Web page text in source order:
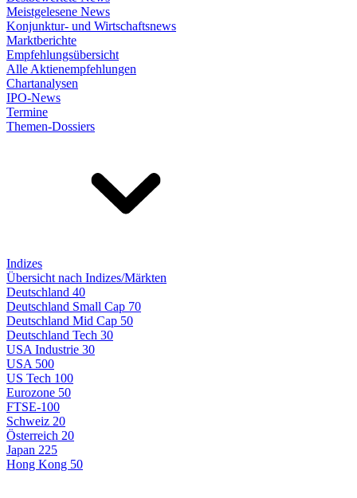
Meistgelesene News
Konjunktur- und Wirtschaftsnews
Marktberichte
Empfehlungsübersicht
Alle Aktienempfehlungen
Chartanalysen
IPO-News
Termine
Themen-Dossiers
Indizes
Übersicht nach Indizes/Märkten
Deutschland 40
Deutschland Small Cap 70
Deutschland Mid Cap 50
Deutschland Tech 30
USA Industrie 30
USA 500
US Tech 100
Eurozone 50
FTSE-100
Schweiz 20
Österreich 20
Japan 225
Hong Kong 50